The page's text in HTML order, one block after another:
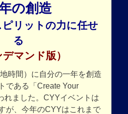
の創造
リットの力に任せ
る
デマンド版）
時間）に自分の一年を創造
である「Create Your
れました。CYYイベントは
が、今年のCYYはこれまで